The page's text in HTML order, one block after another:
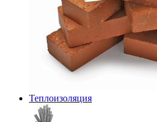
Теплоизоляция